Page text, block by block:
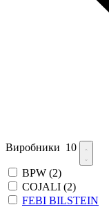
Виробники 10
BPW (2)
COJALI (2)
FEBI BILSTEIN